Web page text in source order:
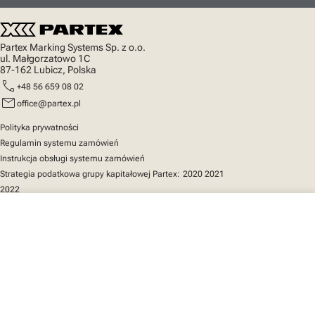
Partex Marking Systems Sp. z o.o.
ul. Małgorzatowo 1C
87-162 Lubicz, Polska
call +48 56 659 08 02
mail office@partex.pl
Polityka prywatności
Regulamin systemu zamówień
Instrukcja obsługi systemu zamówień
Strategia podatkowa grupy kapitałowej Partex: 2020 2021
2022